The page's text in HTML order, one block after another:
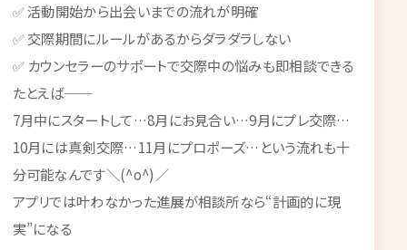
✅ 活動開始から出会いまでの流れが明確
✅ 交際期間にルールがあるからダラダラしない
✅ カウンセラーのサポートで交際中の悩みも即相談できる
たとえば──
7月中にスタートして…8月にお見合い…9月にプレ交際…
10月には真剣交際…11月にプロポーズ…という流れも十
分可能なんです＼(^o^)／
アプリでは叶わなかった進展が相談所なら“計画的に現
実”になる